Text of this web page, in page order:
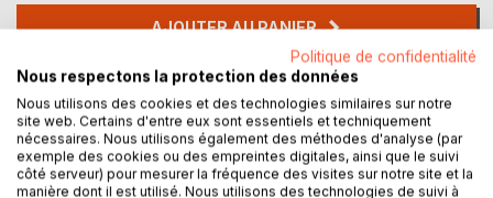
AJOUTER AU PANIER
Ajouter à ma liste d'envies
Laisser un avis
Politique de confidentialité
Nous respectons la protection des données
Nous utilisons des cookies et des technologies similaires sur notre
site web. Certains d'entre eux sont essentiels et techniquement
nécessaires. Nous utilisons également des méthodes d'analyse (par
exemple des cookies ou des empreintes digitales, ainsi que le suivi
côté serveur) pour mesurer la fréquence des visites sur notre site et la
manière dont il est utilisé. Nous utilisons des technologies de suivi à